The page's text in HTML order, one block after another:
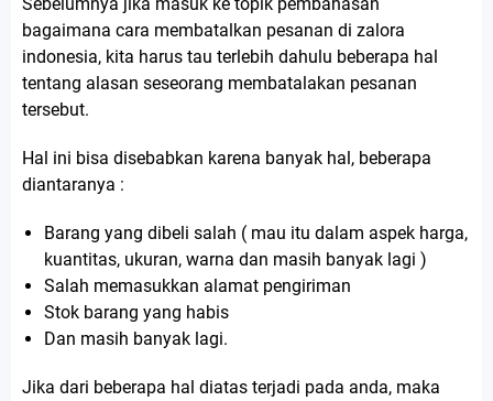
bagaimana cara membatalkan pesanan di zalora
indonesia, kita harus tau terlebih dahulu beberapa hal
tentang alasan seseorang membatalakan pesanan
tersebut.
Hal ini bisa disebabkan karena banyak hal, beberapa
diantaranya :
Barang yang dibeli salah ( mau itu dalam aspek harga,
kuantitas, ukuran, warna dan masih banyak lagi )
Salah memasukkan alamat pengiriman
Stok barang yang habis
Dan masih banyak lagi.
Jika dari beberapa hal diatas terjadi pada anda, maka